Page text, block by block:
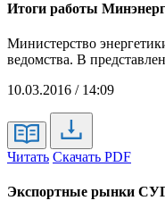
Итоги работы
Министерство
ведомства. В
10.03.2016 / 14:09
Читать Скачать PDF
Экспортные рынки